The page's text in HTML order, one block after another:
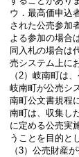
ウ．最高価申込
された公売参加
よる参加の場合
同入札の場合は
売システム上に
（2）岐南町は
岐南町が公売シ
南町公文書規程
南町は、収集し
に定める公売実
うことを目的と
（3）公売財産